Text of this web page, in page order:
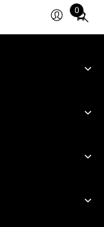
0
Total
items
cart: